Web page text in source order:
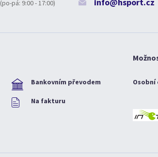
(po-pá: 9:00 - 17:00)
Bankovním převodem
Na fakturu
Osobní